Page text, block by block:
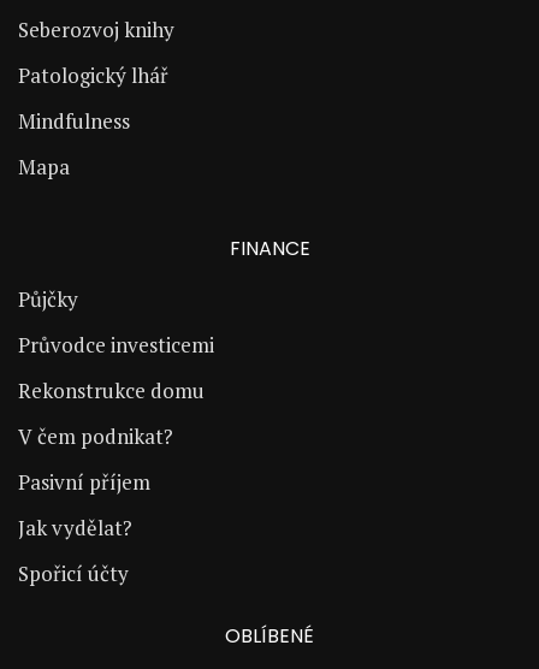
Seberozvoj knihy
Patologický lhář
Mindfulness
Mapa
FINANCE
Půjčky
Průvodce investicemi
Rekonstrukce domu
V čem podnikat?
Pasivní příjem
Jak vydělat?
Spořicí účty
OBLÍBENÉ